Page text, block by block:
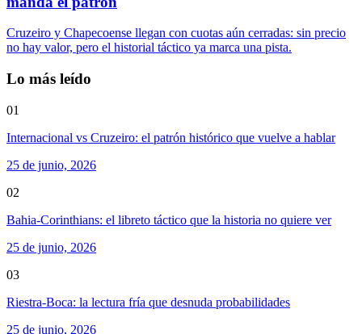
Cruzeiro y Chapecoense llegan con cuotas aún cerradas: sin precio
no hay valor, pero el historial táctico ya marca una pista.
Lo más leído
01
Internacional vs Cruzeiro: el patrón histórico que vuelve a hablar
25 de junio, 2026
02
Bahia-Corinthians: el libreto táctico que la historia no quiere ver
25 de junio, 2026
03
Riestra-Boca: la lectura fría que desnuda probabilidades
25 de junio, 2026